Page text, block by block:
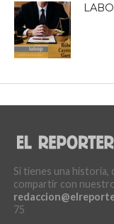
Si tienes una
compartir con
75